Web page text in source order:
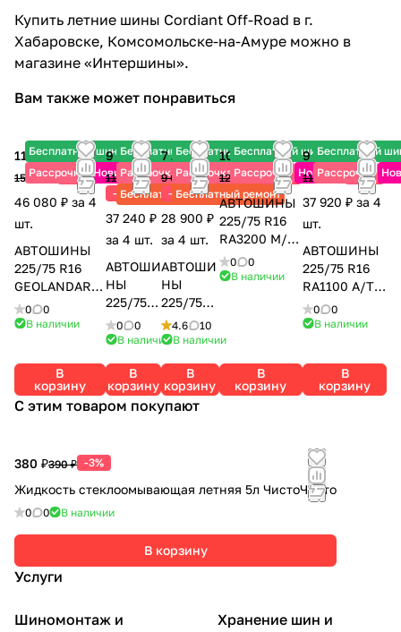
Купить летние шины Cordiant Off-Road в г.
Хабаровске, Комсомольске-на-Амуре можно в
магазине «Интершины».
Вам также может понравиться
Бесплатный шиномонтаж
Рассрочка Новинка
11 520 ₽
15 360 ₽ -25%
46 080 ₽ за 4
шт.
АВТОШИНЫ
225/75 R16
GEOLANDAR
A/T4 G018 LT
115/112S
0
0
В наличии
В
корзину
Бесплатный шиномонтаж
Рассрочка
Бесплатный ремонт
9 310 ₽
11 640 ₽
-20%
37 240 ₽
за 4 шт.
АВТОШИ
НЫ
225/75
R16
MP72
TORERO
0
0
В наличии
В
корзину
Бесплатный шиномонтаж
Рассрочка
Бесплатный ремонт
7 225 ₽
9 630 ₽
-25%
28 900 ₽
за 4 шт.
АВТОШИ
НЫ
225/75
R16
КАМА-21
КАМА
4.6
10
В наличии
В
корзину
Бесплатный шиномонтаж
Рассрочка
Новинка
10 170 ₽
12 710 ₽ -20%
АВТОШИНЫ
225/75 R16
RA3200 M/T
LT WW
115/112Q
0
0
В наличии
В
корзину
Бесплатный
Рассрочка
9 480 ₽
11 560 ₽ -18%
37 920 ₽ за 4
шт.
АВТОШИНЫ
225/75 R16
RA1100 A/T
LT 115/112R
PR10
0
0
В наличии
В
корзину
С этим товаром покупают
380 ₽390 ₽ -3%
Жидкость стеклоомывающая летняя 5л ЧистоЧисто
0 0 В наличии
В корзину
Услуги
Шиномонтаж и
Хранение шин и